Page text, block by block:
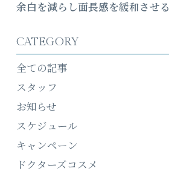
余白を減らし面長感を緩和させる
CATEGORY
全ての記事
スタッフ
お知らせ
スケジュール
キャンペーン
ドクターズコスメ